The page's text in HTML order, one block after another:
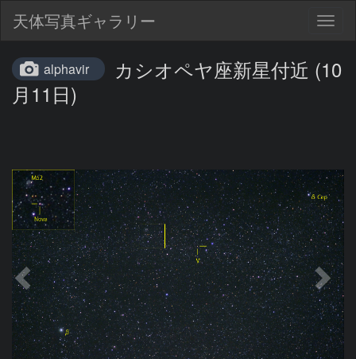
天体写真ギャラリー
alphavir
カシオペヤ座新星付近 (10
月11日)